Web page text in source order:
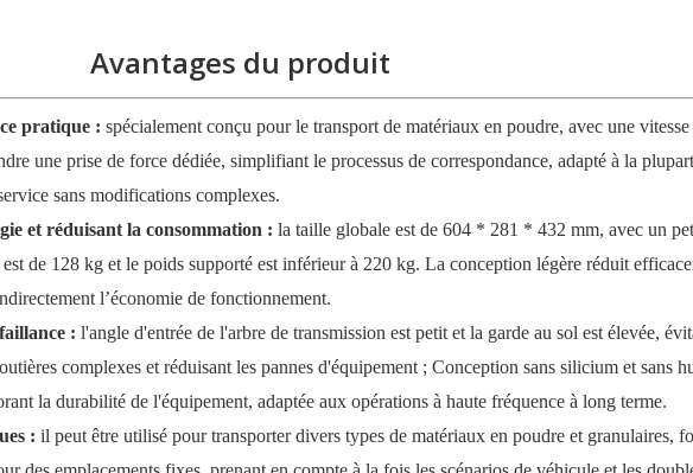
Avantages du produit
pratique : spécialement conçu pour le transport de matériaux en poudre, avec une vitesse
une prise de force dédiée, simplifiant le processus de correspondance, adapté à la
sans modifications complexes.
et réduisant la consommation : la taille globale est de 604 * 281 * 432 mm, avec un
de 128 kg et le poids supporté est inférieur à 220 kg. La conception légère réduit
l’économie de fonctionnement.
: l'angle d'entrée de l'arbre de transmission est petit et la garde au sol est élevée,
complexes et réduisant les pannes d'équipement ; Conception sans silicium et sans
la durabilité de l'équipement, adaptée aux opérations à haute fréquence à long terme.
: il peut être utilisé pour transporter divers types de matériaux en poudre et granulaires,